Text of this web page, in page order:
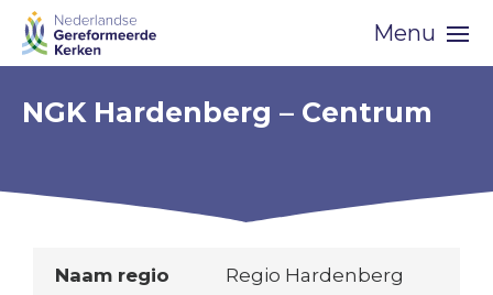
Skip
navigation
Menu
NGK Hardenberg – Centrum
Naam regio Regio Hardenberg